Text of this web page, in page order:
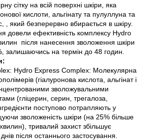
сітку на всій поверхні шкіри, яка
кислоти, альгінату та пулуллуна та
, який безперервно вбирається в шкіру.
довели ефективність комплексу Hydro
після нанесення зволоження шкіри
залишаючись на термін до 48 годин.
Hydro Express Complex: Молекулярна
(гіалуронова кислота, альгінат і
зволожувальними
(гліцерин, серин, трегалоза,
поступово потрапляють у
зволоженість шкіри (на 25% більше
тривалий захист збільшує
після останнього застосування.